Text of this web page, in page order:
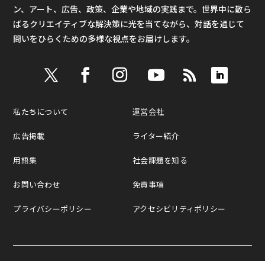
ン、アート、広告、政策、企業や地域の実践まで。世界中に散ら
ばるクリエイティブな解決策に光を当てながら、対話を通じて
問いをひらくための多様な視点をお届けします。
私たちについて
広告掲載
用語集
お問い合わせ
プライバシーポリシー
運営会社
ライター紹介
社会課題を知る
免責事項
アクセシビリティポリシー